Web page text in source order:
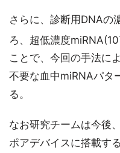
さらに、診断用DNAの
ろ、超低濃度miRNA(10
ことで、今回の手法に
不要な血中miRNAパタ
る。
なお研究チームは今後
ポアデバイスに搭載す